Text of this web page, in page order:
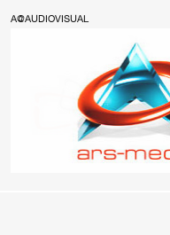
A@AUDIOVISUAL